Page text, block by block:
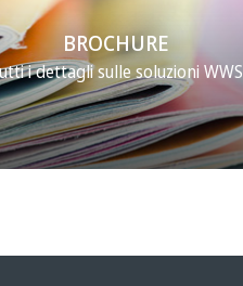
BROCHURE
i dettagli sulle soluzioni WWS